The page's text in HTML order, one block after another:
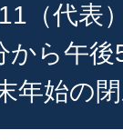
（代表
から午
年始の